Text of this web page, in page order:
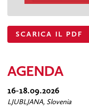
SCARICA IL PDF
AGENDA
16-18.09.2026
LJUBLJANA, Slovenia